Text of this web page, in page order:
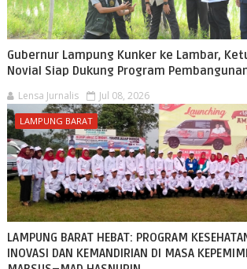
Gubernur Lampung Kunker ke Lambar,
Novial Siap Dukung Program
Lensa Jurnalis Jul 08, 2026
LAMPUNG BARAT
LAMPUNG BARAT HEBAT: PROGRAM
INOVASI DAN KEMANDIRIAN DI MASA